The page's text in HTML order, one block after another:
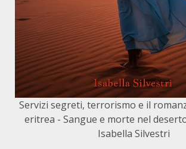
Servizi segreti, terrorismo e il
eritrea - Sangue e morte nel
Isabella Silvestri